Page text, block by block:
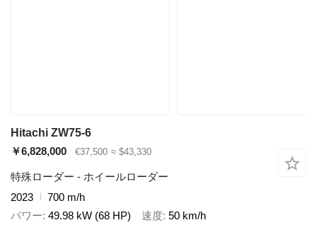
Hitachi ZW75-6
￥6,828,000
€37,500 ≈ $43,330
特殊ローダー - ホイールローダー
2023
700 m/h
パワー 49.98 kW (68 HP) 速度 50 km/h